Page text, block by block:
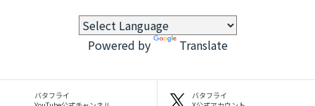
Powered by Translate
バタフライ
バタフライ